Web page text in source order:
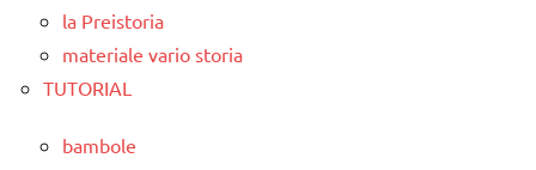
la Preistoria
materiale vario storia
TUTORIAL
bambole